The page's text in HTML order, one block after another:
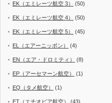
EK（エミレーツ航空 3） (50)
EK（エミレーツ航空 4） (50)
EK（エミレーツ航空 5） (45)
EL（エアーニッポン） (4)
EN（エア・ドロミティ） (8)
EP（アーセマーン航空） (1)
EQ（タメ航空） (1)
ET（エチオピア航空） (43)